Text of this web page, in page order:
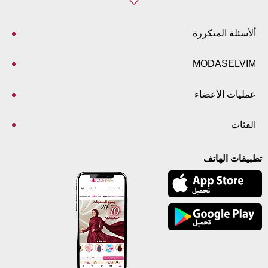
ألأسئلة المتكررة
MODASELVIM
عمليات الأعضاء
الفئات
تطبيقات الهاتف